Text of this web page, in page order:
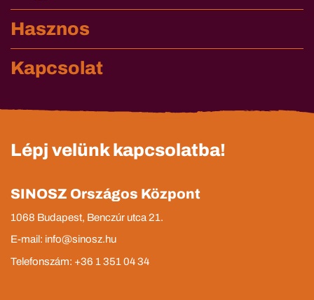
Hasznos
Kapcsolat
Lépj velünk kapcsolatba!
SINOSZ Országos Központ
1068 Budapest, Benczúr utca 21.
E-mail: info@sinosz.hu
Telefonszám: +36 1 351 04 34